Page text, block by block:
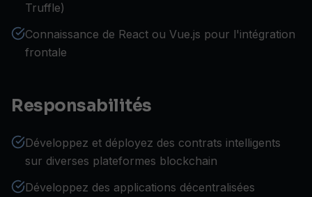
Truffle)
Connaissance de React ou Vue.js pour l'intégration
frontale
Responsabilités
Développez et déployez des contrats intelligents
sur diverses plateformes blockchain
Développez des applications décentralisées